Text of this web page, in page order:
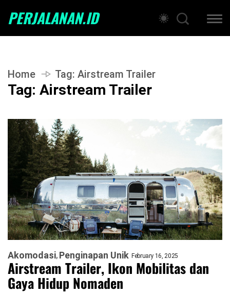
PERJALANAN.ID
Home Tag: Airstream Trailer
Tag: Airstream Trailer
Akomodasi Penginapan Unik February 16, 2025
Airstream Trailer, Ikon Mobilitas dan
Gaya Hidup Nomaden